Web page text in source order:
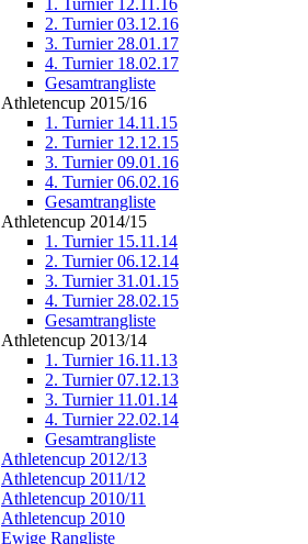
1. Turnier 12.11.16
2. Turnier 03.12.16
3. Turnier 28.01.17
4. Turnier 18.02.17
Gesamtrangliste
Athletencup 2015/16
1. Turnier 14.11.15
2. Turnier 12.12.15
3. Turnier 09.01.16
4. Turnier 06.02.16
Gesamtrangliste
Athletencup 2014/15
1. Turnier 15.11.14
2. Turnier 06.12.14
3. Turnier 31.01.15
4. Turnier 28.02.15
Gesamtrangliste
Athletencup 2013/14
1. Turnier 16.11.13
2. Turnier 07.12.13
3. Turnier 11.01.14
4. Turnier 22.02.14
Gesamtrangliste
Athletencup 2012/13
Athletencup 2011/12
Athletencup 2010/11
Athletencup 2010
Ewige Rangliste